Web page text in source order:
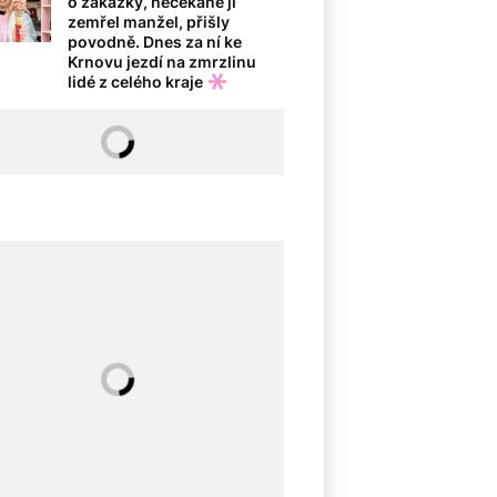
zemřel manžel, přišly
povodně. Dnes za ní ke
Krnovu jezdí na zmrzlinu
lidé z celého kraje